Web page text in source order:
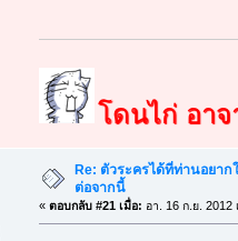
โดนไก่ อา
Re: ตัวระครได้ที่ท่านอยา
ต่อจากนี้
« ตอบกลับ #21 เมื่อ: อา. 16 ก.ย. 2012